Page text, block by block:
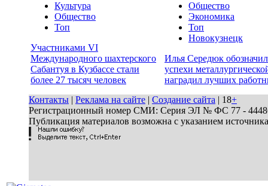
Культура
Общество
Топ
Участниками VI
Международного шахтерского
Сабантуя в Кузбассе стали
более 27 тысяч человек
Общество
Экономика
Топ
Новокузнецк
Илья Середюк
успехи
наградил лучших
Контакты | Реклама на сайте | Создание сайта | 18+
Регистрационный номер СМИ: Серия ЭЛ № ФС 77 - 44486
Публикация материалов возможна с указанием